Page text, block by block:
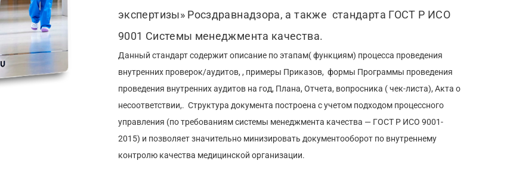
экспертизы» Росздравнадзора, а также стандарта ГОСТ Р ИСО
9001 Системы менеджмента качества.
Данный стандарт содержит описание по этапам( функциям) процесса проведения
внутренних проверок/аудитов, , примеры Приказов, формы Программы проведения
проведения внутренних аудитов на год, Плана, Отчета, вопросника ( чек-листа), Акта о
несоответствии,. Структура документа построена с учетом подходом процессного
управления (по требованиям системы менеджмента качества — ГОСТ Р ИСО 9001-
2015) и позволяет значительно минизировать документооборот по внутреннему
контролю качества медицинской организации.